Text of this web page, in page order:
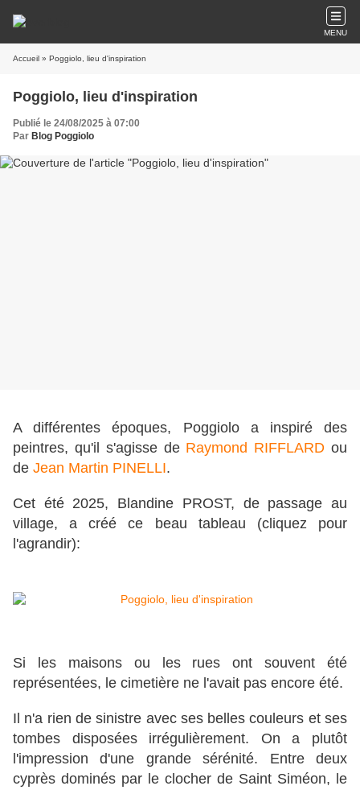
MENU
Accueil » Poggiolo, lieu d'inspiration
Poggiolo, lieu d'inspiration
Publié le 24/08/2025 à 07:00
Par Blog Poggiolo
A différentes époques, Poggiolo a inspiré des
peintres, qu'il s'agisse de Raymond RIFFLARDou
de Jean Martin PINELLI.
Cet été 2025, Blandine PROST, de passage au
village, a créé ce beau tableau (cliquez pour
l'agrandir):
Si les maisons ou les rues ont souvent été
représentées, le cimetière ne l'avait pas encore été.
Il n'a rien de sinistre avec ses belles couleurs et ses
tombes disposées irrégulièrement. On a plutôt
l'impression d'une grande sérénité. Entre deux
cyprès dominés par le clocher de Saint Siméon, le